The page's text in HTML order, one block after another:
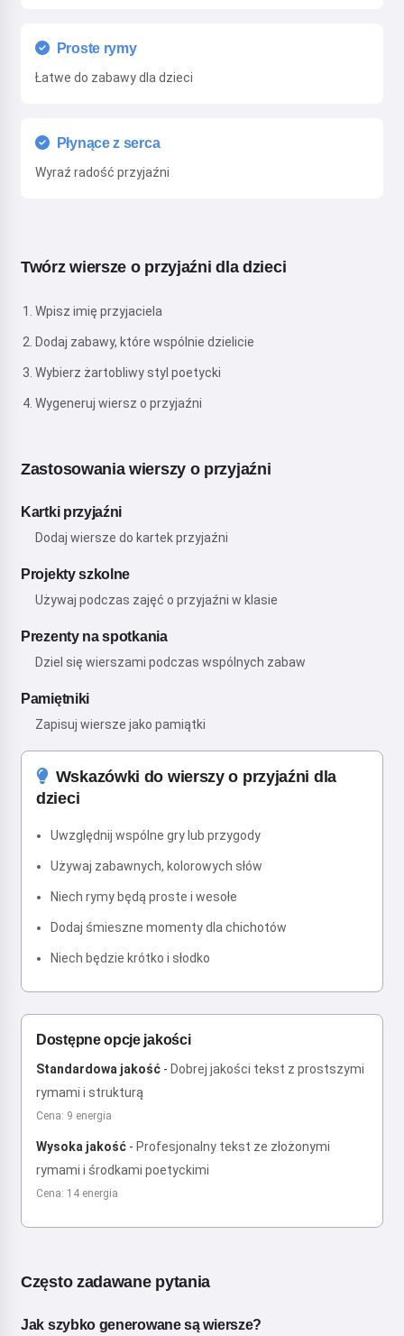
Proste rymy
Łatwe do zabawy dla dzieci
Płynące z serca
Wyraź radość przyjaźni
Twórz wiersze o przyjaźni dla dzieci
Wpisz imię przyjaciela
Dodaj zabawy, które wspólnie dzielicie
Wybierz żartobliwy styl poetycki
Wygeneruj wiersz o przyjaźni
Zastosowania wierszy o przyjaźni
Kartki przyjaźni
Dodaj wiersze do kartek przyjaźni
Projekty szkolne
Używaj podczas zajęć o przyjaźni w klasie
Prezenty na spotkania
Dziel się wierszami podczas wspólnych zabaw
Pamiętniki
Zapisuj wiersze jako pamiątki
Wskazówki do wierszy o przyjaźni dla
dzieci
Uwzględnij wspólne gry lub przygody
Używaj zabawnych, kolorowych słów
Niech rymy będą proste i wesołe
Dodaj śmieszne momenty dla chichotów
Niech będzie krótko i słodko
Dostępne opcje jakości
Standardowa jakość - Dobrej jakości tekst z prostszymi
rymami i strukturą
Cena: 9 energia
Wysoka jakość - Profesjonalny tekst ze złożonymi
rymami i środkami poetyckimi
Cena: 14 energia
Często zadawane pytania
Jak szybko generowane są wiersze?